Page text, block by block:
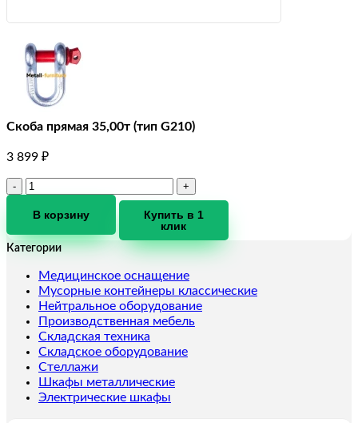
Скоба прямая 35,00т (тип G210)
3 899 ₽
Количество
Скоба
35,00т
G210)
В корзину
Купить в 1
клик
Категории
Медицинское оснащение
Мусорные контейнеры классические
Нейтральное оборудование
Производственная мебель
Складская техника
Складское оборудование
Стеллажи
Шкафы металлические
Электрические шкафы